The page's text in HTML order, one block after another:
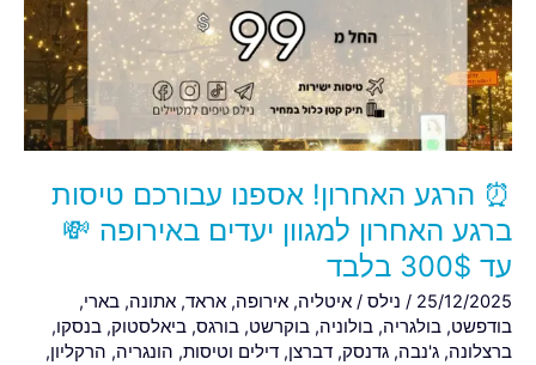
⏰ הרגע האחרון! אספנו עבורכם טיסות
ברגע האחרון למגוון יעדים באירופה 💸
עד 300$ בלבד
25/12/2025
/ נילס / איטליה, אירופה, אראד, אתונה, בארי,
בודפשט, בולגריה, בולוניה, בוקרשט, בורגס, ביאלסטוק, בנסקו,
ברצלונה, ג'נבה, גדנסק, דברצן, דילים וטיסות, הונגריה, הרקליון,
עבורכם
טיסות
ברגע
האחרון
למגוון
באירופה
💸
300$
בלבד